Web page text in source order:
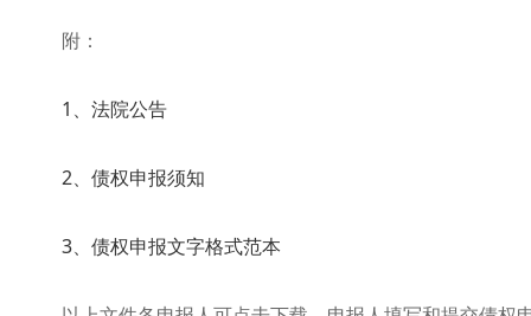
附：
1、法院公告
2、债权申报须知
3、债权申报文字格式范本